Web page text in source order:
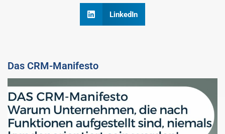
LinkedIn
Das CRM-Manifesto